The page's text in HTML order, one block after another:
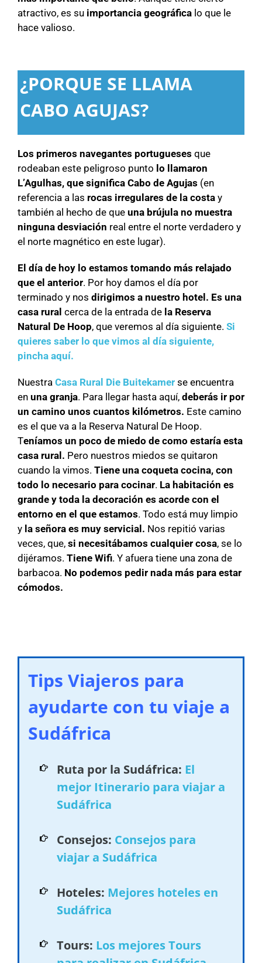
atractivo, es su importancia geográfica lo que le
hace valioso.
¿PORQUE SE LLAMA
CABO AGUJAS?
Los primeros navegantes portugueses que
rodeaban este peligroso punto lo llamaron
L’Agulhas, que significa Cabo de Agujas (en
referencia a las rocas irregulares de la costa y
también al hecho de que una brújula no muestra
ninguna desviación real entre el norte verdadero y
el norte magnético en este lugar).
El día de hoy lo estamos tomando más relajado
que el anterior. Por hoy damos el día por
terminado y nos dirigimos a nuestro hotel. Es una
casa rural cerca de la entrada de la Reserva
Natural De Hoop, que veremos al día siguiente. Si
quieres saber lo que vimos al día siguiente,
pincha aquí.
Nuestra Casa Rural Die Buitekamer se encuentra
en una granja. Para llegar hasta aquí, deberás ir por
un camino unos cuantos kilómetros. Este camino
es el que va a la Reserva Natural De Hoop.
Teníamos un poco de miedo de como estaría esta
casa rural. Pero nuestros miedos se quitaron
cuando la vimos. Tiene una coqueta cocina, con
todo lo necesario para cocinar. La habitación es
grande y toda la decoración es acorde con el
entorno en el que estamos. Todo está muy limpio
y la señora es muy servicial. Nos repitió varias
veces, que, si necesitábamos cualquier cosa, se lo
dijéramos. Tiene Wifi. Y afuera tiene una zona de
barbacoa. No podemos pedir nada más para estar
cómodos.
Tips Viajeros para
ayudarte con tu viaje a
Sudáfrica
Ruta por la Sudáfrica: El
mejor Itinerario para viajar a
Sudáfrica
Consejos: Consejos para
viajar a Sudáfrica
Hoteles: Mejores hoteles en
Sudáfrica
Tours: Los mejores Tours